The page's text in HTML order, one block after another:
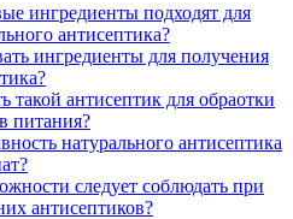
ингредиенты подходят для
антисептика?
ингредиенты для получения
такой антисептик для обраотки
питания?
натурального антисептика
следует соблюдать при
антисептиков?